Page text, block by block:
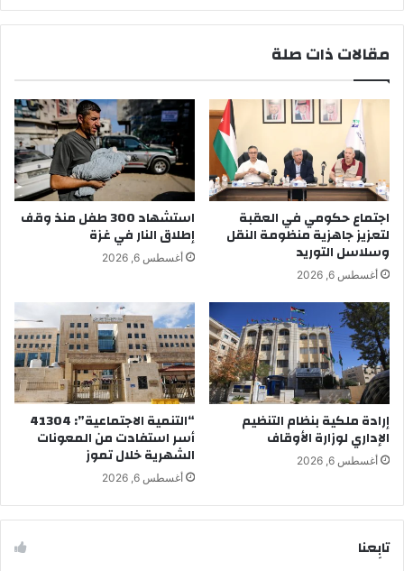
مقالات ذات صلة
اجتماع حكومي في العقبة
لتعزيز جاهزية منظومة النقل
وسلاسل التوريد
أغسطس 6, 2026
استشهاد 300 طفل منذ وقف
إطلاق النار في غزة
أغسطس 6, 2026
إرادة ملكية بنظام التنظيم
الإداري لوزارة الأوقاف
أغسطس 6, 2026
“التنمية الاجتماعية”: 41304
أسر استفادت من المعونات
الشهرية خلال تموز
أغسطس 6, 2026
تابِعنا